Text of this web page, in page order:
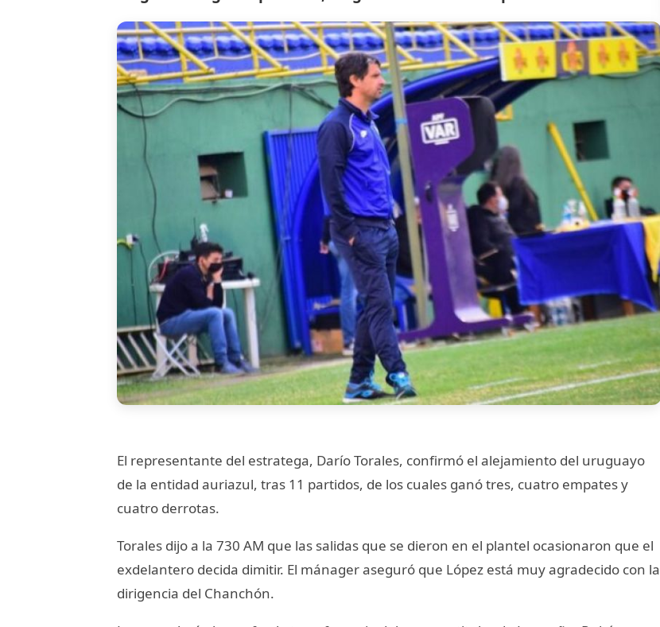
El representante del estratega, Darío Torales, confirmó el alejamiento del uruguayo
de la entidad auriazul, tras 11 partidos, de los cuales ganó tres, cuatro empates y
cuatro derrotas.
Torales dijo a la 730 AM que las salidas que se dieron en el plantel ocasionaron que el
exdelantero decida dimitir. El mánager aseguró que López está muy agradecido con la
dirigencia del Chanchón.